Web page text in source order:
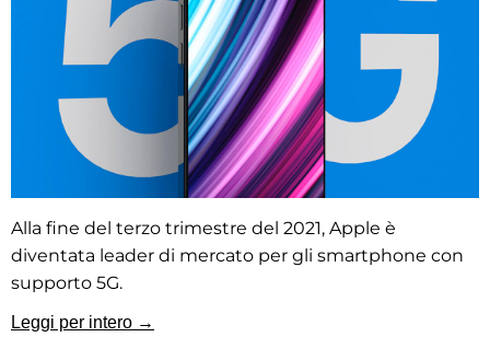
Alla fine del terzo trimestre del 2021, Apple è
diventata leader di mercato per gli smartphone con
supporto 5G.
Leggi per intero →